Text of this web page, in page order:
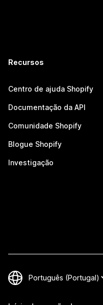
Recursos
Centro de ajuda Shopify
Documentação da API
Comunidade Shopify
Blogue Shopify
Investigação